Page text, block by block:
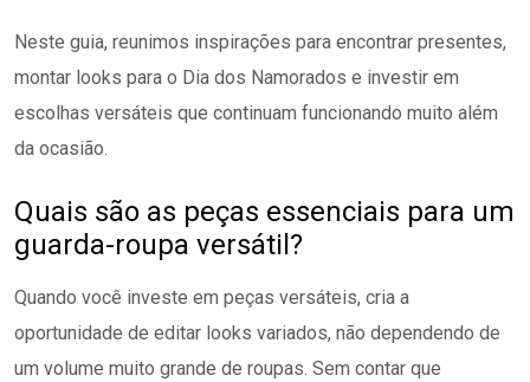
Neste guia, reunimos inspirações para encontrar presentes,
montar looks para o Dia dos Namorados e investir em
escolhas versáteis que continuam funcionando muito além
da ocasião.
Quais são as peças essenciais para um
guarda-roupa versátil?
Quando você investe em peças versáteis, cria a
oportunidade de editar looks variados, não dependendo de
um volume muito grande de roupas. Sem contar que